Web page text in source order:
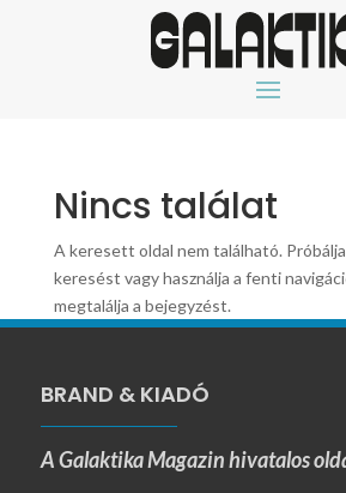
Nincs találat
A keresett oldal nem található.
keresést vagy használja a fenti
megtalálja a bejegyzést.
BRAND & KIADÓ
A Galaktika Magazin hivatalos